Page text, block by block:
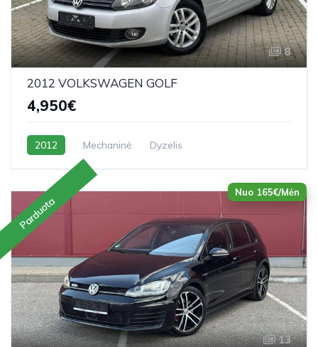
8
2012 VOLKSWAGEN GOLF
4,950€
2012 Mechaninė Dyzelis
Nuo 165€/Mėn
Parduota
13